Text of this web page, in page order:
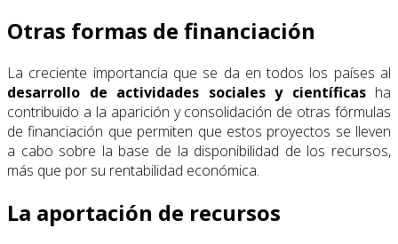
Otras formas de financiación
La creciente importancia que se da en todos los países al
desarrollo de actividades sociales y científicasha
contribuido a la aparición y consolidación de otras fórmulas
de financiación que permiten que estos proyectos se lleven
a cabo sobre la base de la disponibilidad de los recursos,
más que por su rentabilidad económica.
La aportación de recursos